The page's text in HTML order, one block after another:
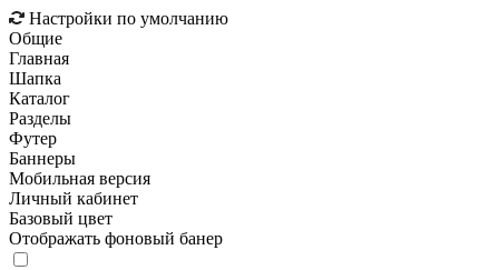
Настройки по умолчанию
Общие
Главная
Шапка
Каталог
Разделы
Футер
Баннеры
Мобильная версия
Личный кабинет
Базовый цвет
Отображать фоновый банер